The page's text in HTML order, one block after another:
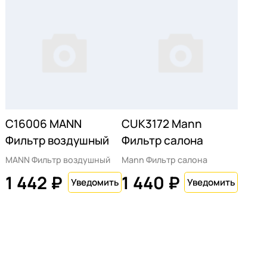
C16006 MANN
Фильтр воздушный
MANN Фильтр воздушный
1 442 ₽
CUK3172 Mann
Фильтр салона
Mann Фильтр салона
1 440 ₽